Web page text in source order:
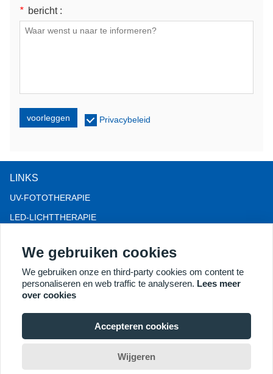
* bericht :
voorleggen Privacybeleid
LINKS
UV-FOTOTHERAPIE
LED-LICHTTHERAPIE
COLPOSCOOP
MEER PRODUCTEN
Copyright® 2018 Kernel Medical Equipment Co.,LTD.
may@kernelmed.com
We gebruiken cookies
We gebruiken onze en third-party cookies om content te
personaliseren en web traffic te analyseren. Lees meer
over cookies
Accepteren cookies
Wijgeren